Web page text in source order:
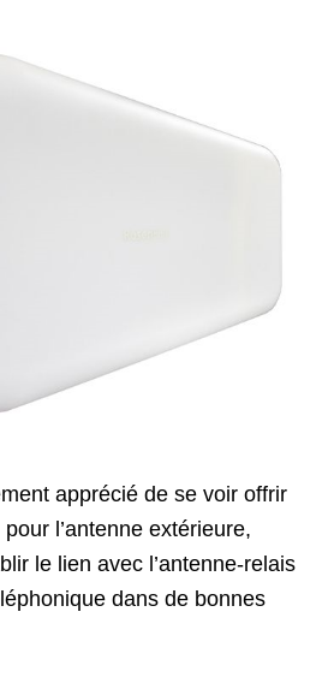
apprécié de se voir offrir
l’antenne extérieure,
le lien avec l’antenne-relais
dans de bonnes